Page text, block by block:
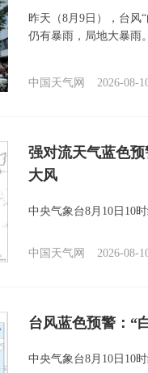
昨天（8月9日），台风
仍有暴雨，局地大暴雨
中国天气网 2026-08-
强对流天气蓝色
大风
中央气象台8月10日10
中国天气网 2026-08-
台风蓝色预警：“
中央气象台8月10日10